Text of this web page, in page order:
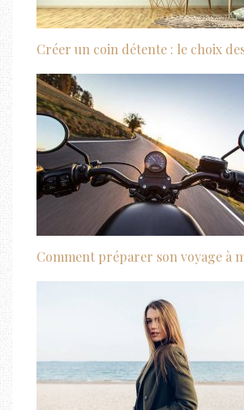
Créer un coin détente : le choix
Comment préparer son voyage à